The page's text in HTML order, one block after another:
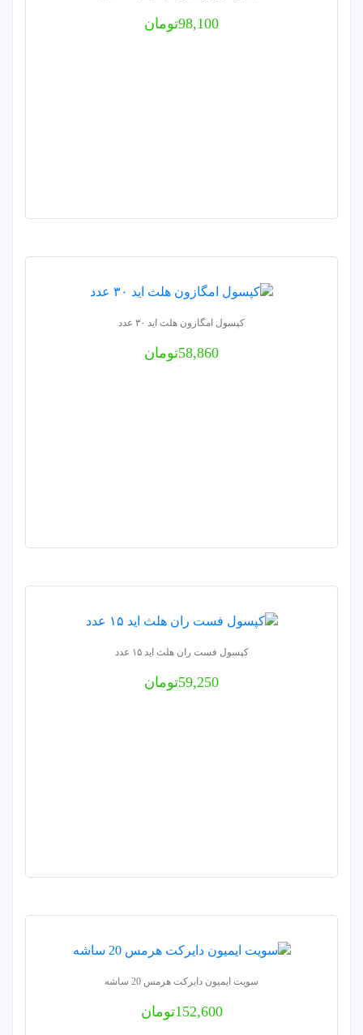
98,100تومان
کپسول امگازون هلث اید ۳۰ عدد
58,860تومان
کپسول فست ران هلث اید ۱۵ عدد
59,250تومان
سویت ایمیون دایرکت هرمس 20 ساشه
152,600تومان